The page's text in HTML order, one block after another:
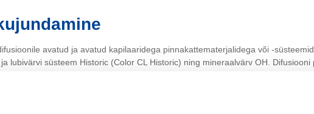
avatud ja avatud kapilaaridega pinnakattematerjalidega või -
lubivärvi süsteem Historic (Color CL Historic) ning mineraalvärv OH.
süsteemi funktsionaalsusele seda tõkestavalt. Need vähendavad niikuse
see või peal. Pikaajalisi järgnevaid kahjustusi ei saa siis välistada.